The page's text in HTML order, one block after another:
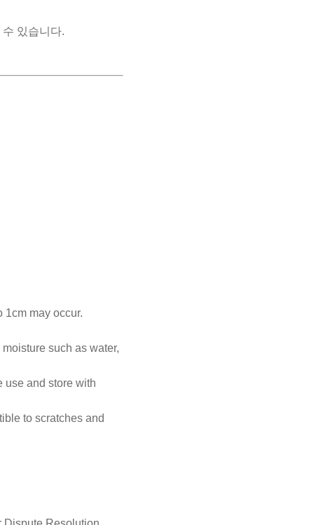
있습니다.
1cm may occur.
such as water,
use and store with
to scratches and